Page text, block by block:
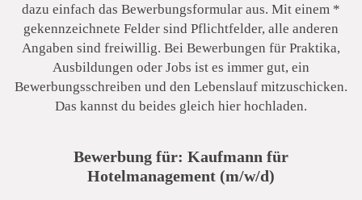
Pura Hotels GmbH
dazu einfach das Bewerbungsformular aus. Mit einem *
gekennzeichnete Felder sind Pflichtfelder, alle anderen
Angaben sind freiwillig. Bei Bewerbungen für Praktika,
Ausbildungen oder Jobs ist es immer gut, ein
Bewerbungsschreiben und den Lebenslauf mitzuschicken.
Das kannst du beides gleich hier hochladen.
Bewerbung für: Kaufmann für
Hotelmanagement (m/w/d)